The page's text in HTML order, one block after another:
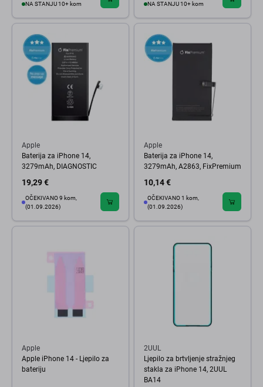
NA STANJU 10+ kom NA STANJU 10+ kom
Apple
Baterija za iPhone 14,
3279mAh, DIAGNOSTIC
19,29 €
OČEKIVANO 9 kom,
(01.09.2026)
Apple
Baterija za iPhone 14,
3279mAh, A2863, FixPremium
10,14 €
OČEKIVANO 1 kom,
(01.09.2026)
Apple
Apple iPhone 14 - Ljepilo za
bateriju
2UUL
Ljepilo za brtvljenje stražnjeg
stakla za iPhone 14, 2UUL
BA14